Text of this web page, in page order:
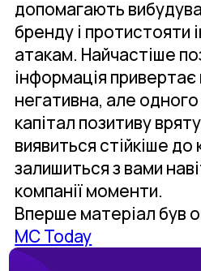
допомагають
бренду і протистояти
атакам. Найчастіше
інформація
негативна, але
капітал позитиву
виявиться стійкіше до
залишиться з вами
компанії моменти.
Вперше матеріал був
MC Today